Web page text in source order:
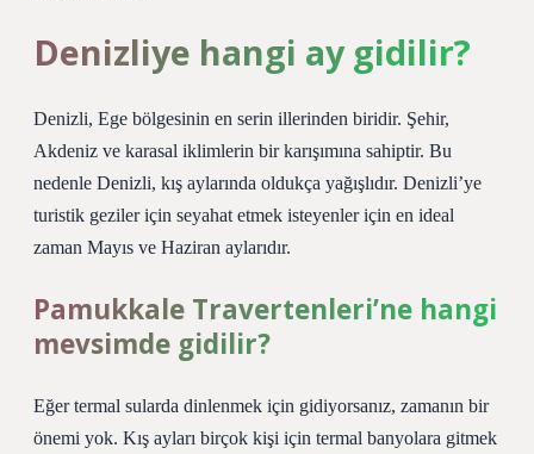
Denizliye hangi ay gidilir?
Denizli, Ege bölgesinin en serin illerinden biridir. Şehir,
Akdeniz ve karasal iklimlerin bir karışımına sahiptir. Bu
nedenle Denizli, kış aylarında oldukça yağışlıdır. Denizli’ye
turistik geziler için seyahat etmek isteyenler için en ideal
zaman Mayıs ve Haziran aylarıdır.
Pamukkale Travertenleri’ne hangi
mevsimde gidilir?
Eğer termal sularda dinlenmek için gidiyorsanız, zamanın bir
önemi yok. Kış ayları birçok kişi için termal banyolara gitmek